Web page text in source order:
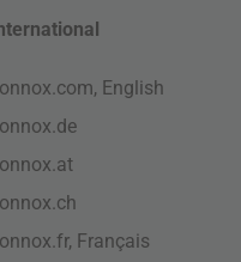
English
Français